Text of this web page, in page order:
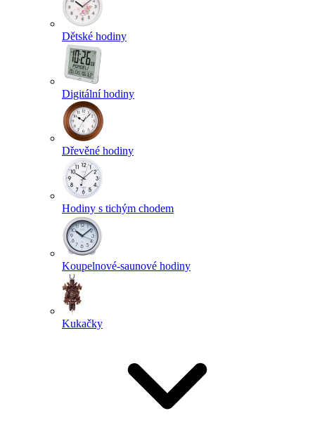
Dětské hodiny
Digitální hodiny
Dřevěné hodiny
Hodiny s tichým chodem
Koupelnové-saunové hodiny
Kukačky